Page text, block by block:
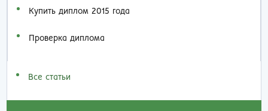
Купить диплом 2015 года
Проверка диплома
Все статьи